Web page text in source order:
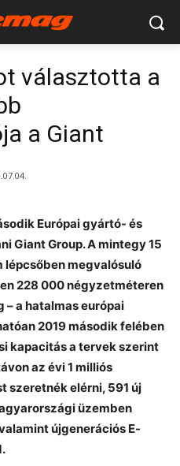
választotta a
a Giant
Európai gyártó- és
Giant Group. A mintegy 15
megvalósuló
228 000 négyzetméteren
– a hatalmas európai
2019 második felében
kapacitás a tervek szerint
az évi 1 milliós
szeretnék elérni, 591 új
üzemben
újgenerációs E-